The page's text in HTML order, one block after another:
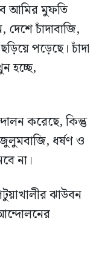
আমির মুফতি
চাঁদাবাজি,
পড়েছে। চাঁদা
হচ্ছে,
করেছে, কিন্তু
ধর্ষণ ও
না।
ঝাউবন
আন্দোলনের